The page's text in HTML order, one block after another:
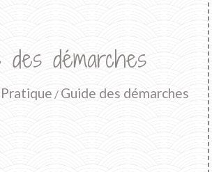
des démarches
/ Guide des démarches